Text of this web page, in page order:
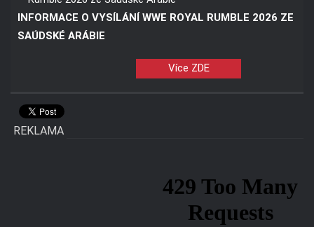
INFORMACE O VYSÍLÁNÍ WWE ROYAL RUMBLE 2026 ZE
SAÚDSKÉ ARÁBIE
Více ZDE
REKLAMA